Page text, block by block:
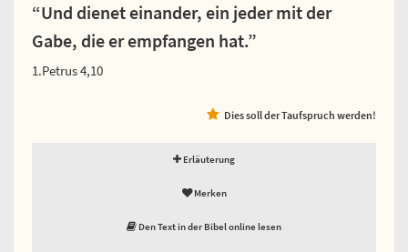
“Und dienet einander, ein jeder mit der
Gabe, die er empfangen hat.”
1.Petrus 4,10
Dies soll der Taufspruch werden!
Erläuterung
Merken
Den Text in der Bibel online lesen